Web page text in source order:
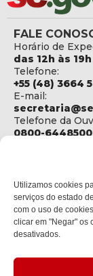
Utilizamos cookies
serviços do estado
com o uso de
clicar em "Negar" os
desativados.
FALE
Horário de
das 12h às
Telefone:
+55 (48) 3664
E-mail:
Telefone da
0800-6448500
Social
Rua Fúlvio
Bairro:
Estreito -
88075-000